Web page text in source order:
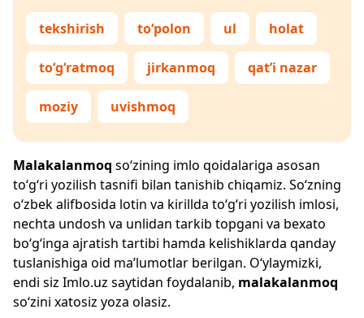
tekshirish to‘polon ul holat
to‘g‘ratmoq jirkanmoq qat’i nazar
moziy uvishmoq
Malakalanmoq so‘zining imlo qoidalariga asosan
to‘g‘ri yozilish tasnifi bilan tanishib chiqamiz. So‘zning
o‘zbek alifbosida lotin va kirillda to‘g‘ri yozilish imlosi,
nechta undosh va unlidan tarkib topgani va bexato
bo‘g‘inga ajratish tartibi hamda kelishiklarda qanday
tuslanishiga oid ma’lumotlar berilgan. O‘ylaymizki,
endi siz Imlo.uz saytidan foydalanib, malakalanmoq
so‘zini xatosiz yoza olasiz.